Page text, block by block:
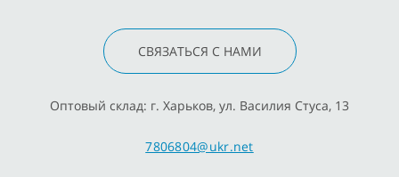
СВЯЗАТЬСЯ С НАМИ
Оптовый склад: г. Харьков, ул. Василия Стуса, 13
7806804@ukr.net